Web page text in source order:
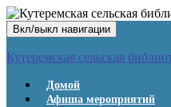
Вкл/выкл навигации
Кутеремская сельская
Домой
Афиша мероприятий